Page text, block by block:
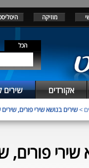
מוזיקה
הכל
אקורדים שירים
>שירים בנושא שירי פורים,
פורים,